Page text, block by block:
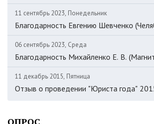
11 сентябрь 2023, Понедельник
Благодарность Евгению Шевченко
06 сентябрь 2023, Среда
Благодарность Михайленко Е. В.
11 декабрь 2015, Пятница
Отзыв о проведении "Юриста года"
ОПРОС